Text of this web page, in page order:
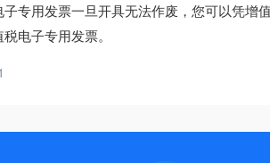
专用发票一旦开具无法作废，您可以凭
电子专用发票。